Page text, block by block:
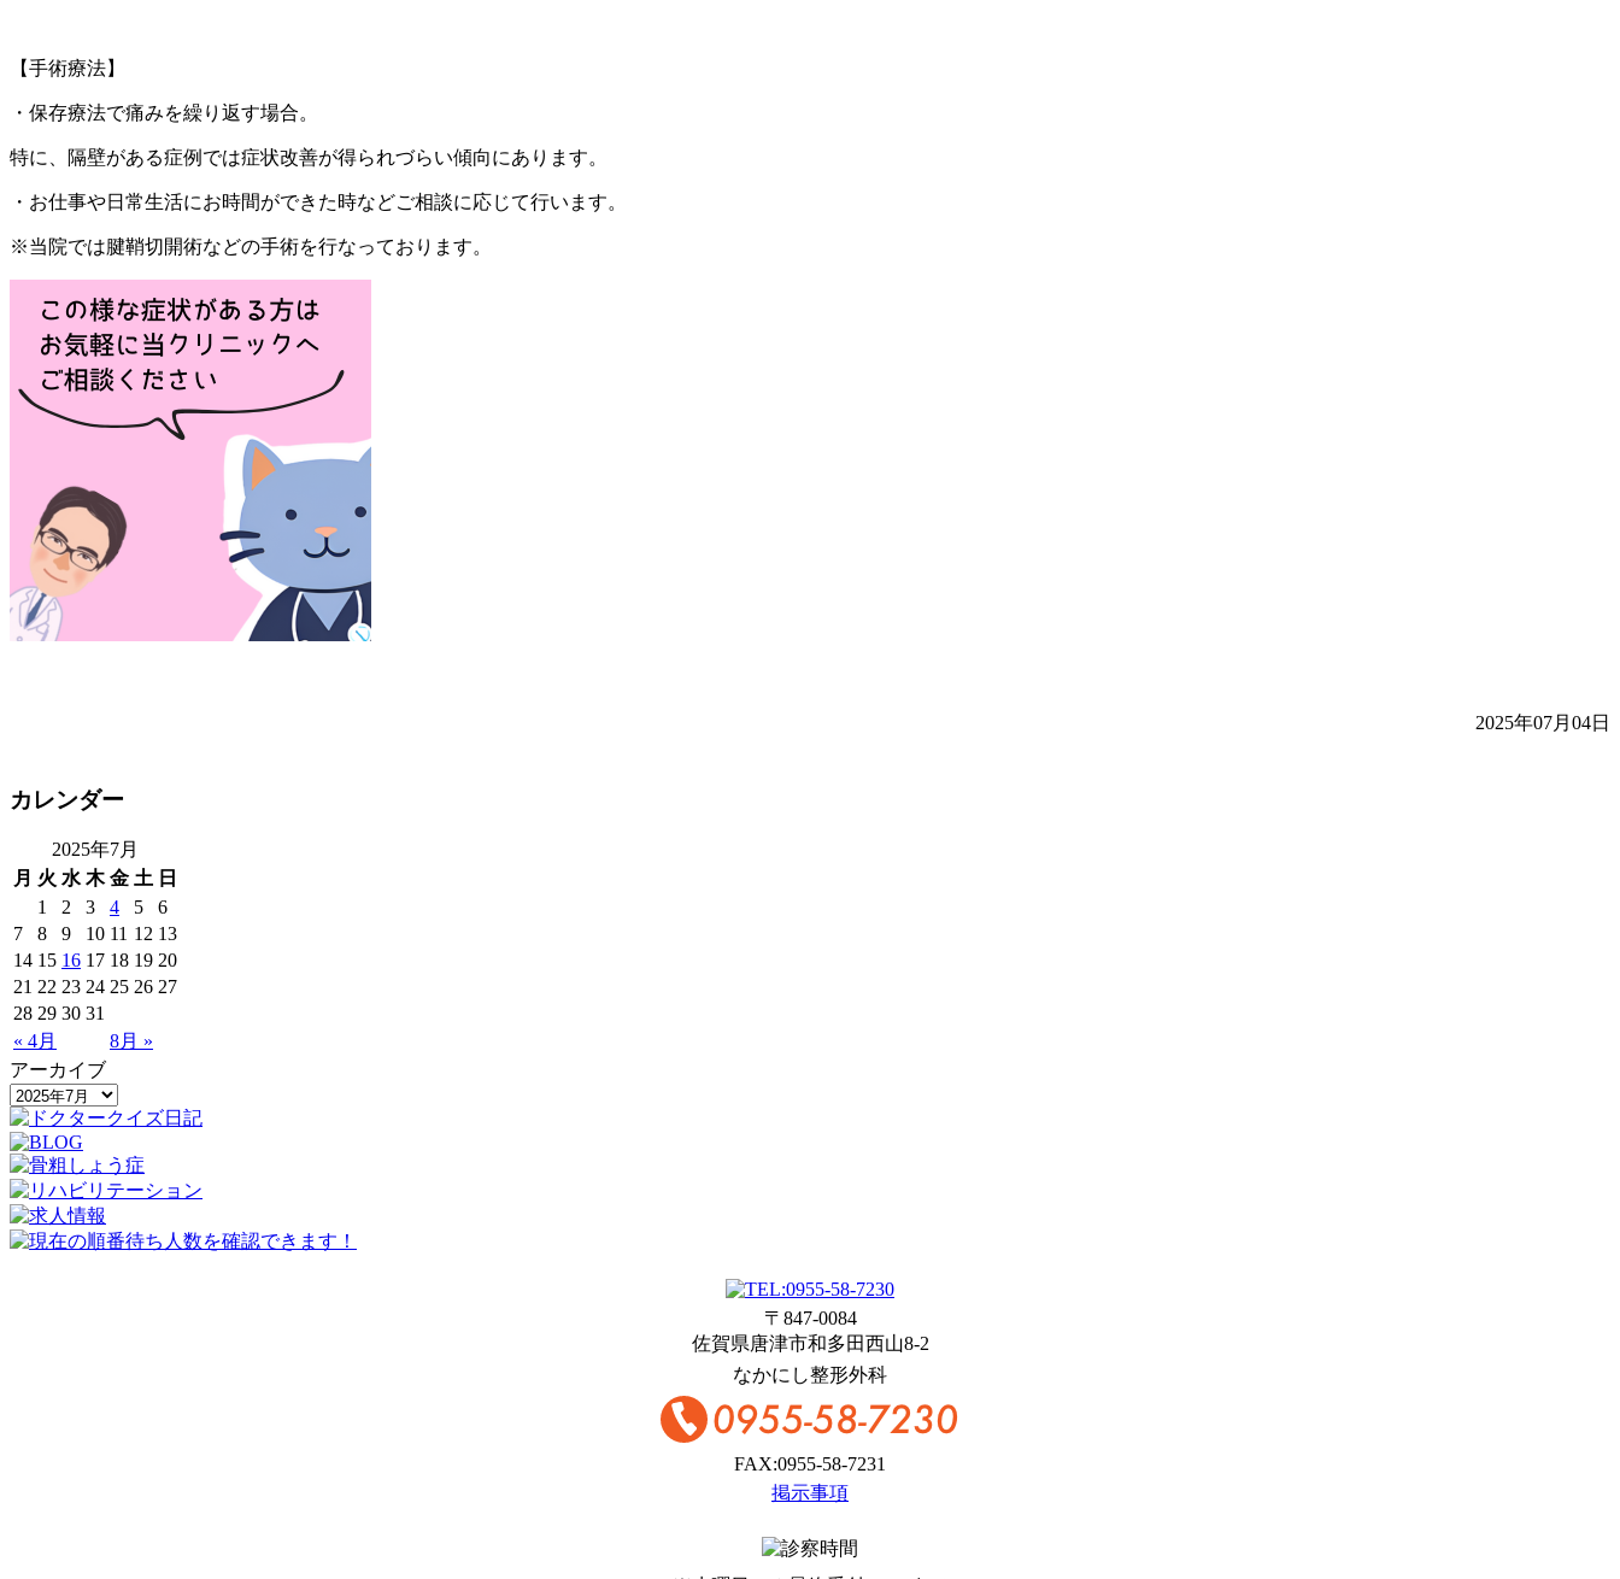
【手術療法】
・保存療法で痛みを繰り返す場合。
特に、隔壁がある症例では症状改善が得られづらい傾向にあります。
・お仕事や日常生活にお時間ができた時などご相談に応じて行います。
※当院では腱鞘切開術などの手術を行なっております。
2025年07月04日
カレンダー
2025年7月
月 火 水 木 金 土 日
« 4月 8月 »
1 2 3 4 5
6
7
8 9 10 11 12 13
14 15 16 17 18 19 20
21 22 23 24 25 26 27
28 29 30 31
アーカイブ
〒847-0084
佐賀県唐津市和多田西山8-2
なかにし整形外科
FAX:0955-58-7231
掲示事項